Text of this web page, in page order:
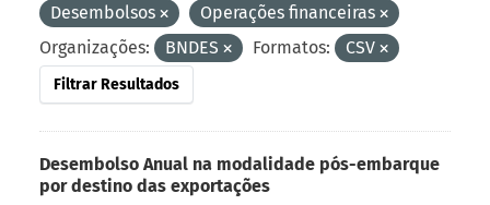
Desembolsos
Operações financeiras
Organizações:
BNDES Formatos: CSV
Filtrar Resultados
Desembolso Anual na modalidade pós-embarque
por destino das exportações